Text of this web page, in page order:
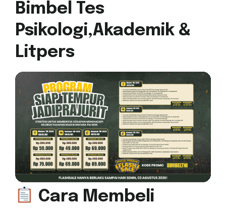
Bimbel Tes
Psikologi,Akademik &
Litpers
Cara Membeli